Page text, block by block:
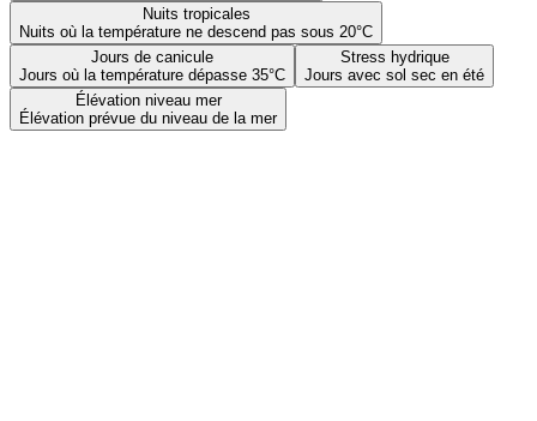
Nuits tropicales
Nuits où la température ne descend pas sous 20°C
Jours de canicule
Jours où la température dépasse 35°C
Stress hydrique
Jours avec sol sec en été
Élévation niveau mer
Élévation prévue du niveau de la mer